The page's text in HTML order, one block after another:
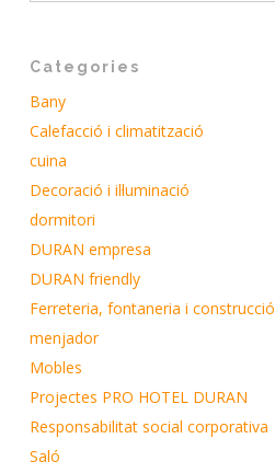
Categories
Bany
Calefacció i climatització
cuina
Decoració i il·luminació
dormitori
DURAN empresa
DURAN friendly
Ferreteria, fontaneria i construcció
menjador
Mobles
Projectes PRO HOTEL DURAN
Responsabilitat social corporativa
Saló